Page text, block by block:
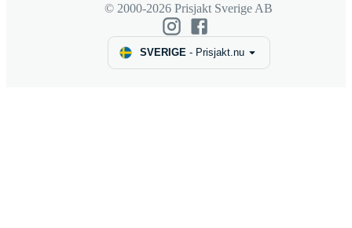
© 2000-2026 Prisjakt Sverige AB
SVERIGE- Prisjakt.nu